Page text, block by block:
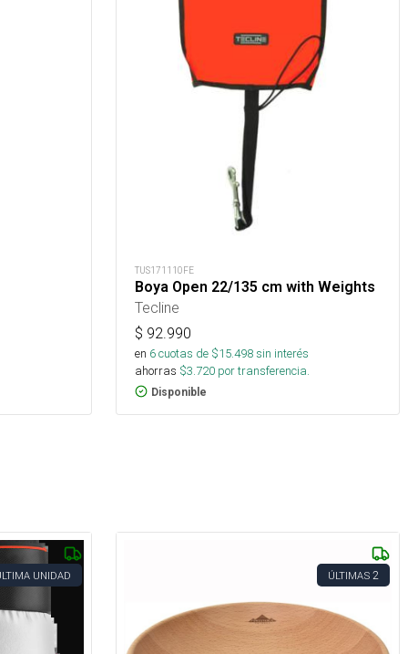
TUS171110FE
Boya Open 22/135 cm with Weights
Tecline
$ 92.990
en 6cuotas de $15.498sin interés
ahorras $3.720 por transferencia.
Disponible
UNIDAD ÚLTIMAS 2